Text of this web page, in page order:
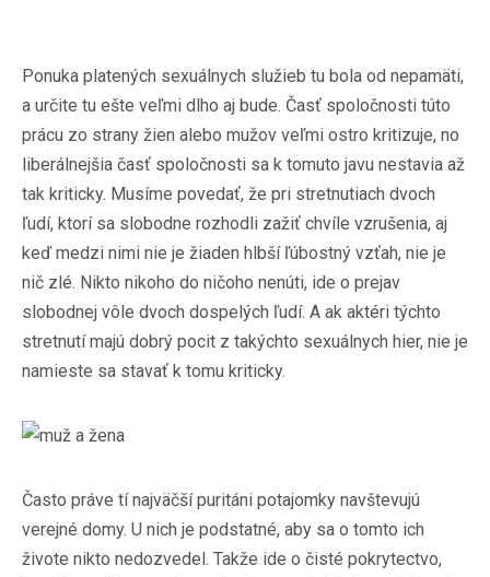
Ponuka platených sexuálnych služieb tu bola od nepamäti,
a určite tu ešte veľmi dlho aj bude. Časť spoločnosti túto
prácu zo strany žien alebo mužov veľmi ostro kritizuje, no
liberálnejšia časť spoločnosti sa k tomuto javu nestavia až
tak kriticky. Musíme povedať, že pri stretnutiach dvoch
ľudí, ktorí sa slobodne rozhodli zažiť chvíle vzrušenia, aj
keď medzi nimi nie je žiaden hlbší ľúbostný vzťah, nie je
nič zlé. Nikto nikoho do ničoho nenúti, ide o prejav
slobodnej vôle dvoch dospelých ľudí. A ak aktéri týchto
stretnutí majú dobrý pocit z takýchto sexuálnych hier, nie je
namieste sa stavať k tomu kriticky.
Často práve tí najväčší puritáni potajomky navštevujú
verejné domy. U nich je podstatné, aby sa o tomto ich
živote nikto nedozvedel. Takže ide o čisté pokrytectvo,